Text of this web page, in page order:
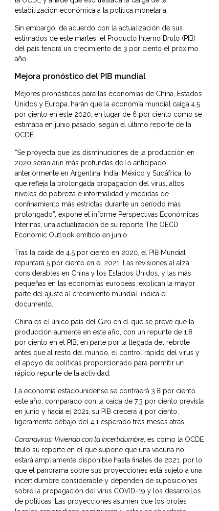
estabilización económica a la política monetaria.
Sin embargo, de acuerdo con la actualización de sus
estimados de este martes, el Producto Interno Bruto (PIB)
del país tendrá un crecimiento de 3 por ciento el próximo
año.
Mejora pronóstico del PIB mundial
Mejores pronósticos para las economías de China, Estados
Unidos y Europa, harán que la economía mundial caiga 4.5
por ciento en este 2020, en lugar de 6 por ciento como se
estimaba en junio pasado, según el último reporte de la
OCDE.
“Se proyecta que las disminuciones de la producción en
2020 serán aún más profundas de lo anticipado
anteriormente en Argentina, India, México y Sudáfrica, lo
que refleja la prolongada propagación del virus, altos
niveles de pobreza e informalidad y medidas de
confinamiento más estrictas durante un período más
prolongado”, expone el informe Perspectivas Económicas
Interinas, una actualización de su reporte The OECD
Economic Outlook emitido en junio.
Tras la caída de 4.5 por ciento en 2020, el PIB Mundial
repuntará 5 por ciento en el 2021. Las revisiones al alza
considerables en China y los Estados Unidos, y las más
pequeñas en las economías europeas, explican la mayor
parte del ajuste al crecimiento mundial, indica el
documento.
China es el único país del G20 en el que se prevé que la
producción aumente en este año, con un repunte de 1.8
por ciento en el PIB, en parte por la llegada del rebrote
antes que al resto del mundo, el control rápido del virus y
el apoyo de políticas proporcionado para permitir un
rápido repunte de la actividad.
La economía estadounidense se contraerá 3.8 por ciento
este año, comparado con la caída de 7.3 por ciento prevista
en junio y hacia el 2021, su PIB crecerá 4 por ciento,
ligeramente debajo del 4.1 esperado tres meses atrás.
Coronavirus: Viviendo con la Incertidumbre , es como la OCDE
tituló su reporte en el que supone que una vacuna no
estará ampliamente disponible hasta finales de 2021, por lo
que el panorama sobre sus proyecciones está sujeto a una
incertidumbre considerable y dependen de suposiciones
sobre la propagación del virus COVID-19 y los desarrollos
de políticas. Las proyecciones asumen que los brotes